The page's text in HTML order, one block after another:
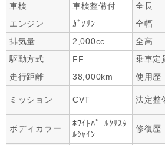
車検 車検整備付 全長
エンジン
ｶﾞｿﾘﾝ 全幅
排気量
2,000cc 全高
駆動方式
FF 乗車定
走行距離
38,000km 使用歴
ミッション CVT 法定整
ボディカラー
ﾎﾜｲﾄﾊﾟｰﾙｸﾘｽﾀ
ﾙｼｬｲﾝ
修復歴